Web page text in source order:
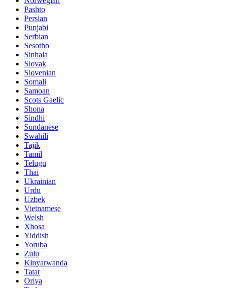
Pashto
Persian
Punjabi
Serbian
Sesotho
Sinhala
Slovak
Slovenian
Somali
Samoan
Scots Gaelic
Shona
Sindhi
Sundanese
Swahili
Tajik
Tamil
Telugu
Thai
Ukrainian
Urdu
Uzbek
Vietnamese
Welsh
Xhosa
Yiddish
Yoruba
Zulu
Kinyarwanda
Tatar
Oriya